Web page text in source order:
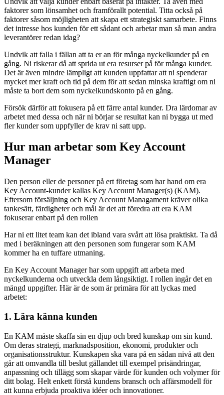
faktorer som lönsamhet och framförallt potential. Titta också på
faktorer såsom möjligheten att skapa ett strategiskt samarbete. Finns
det intresse hos kunden för ett sådant och arbetar man så man andra
leverantörer redan idag?
Undvik att falla i fällan att ta er an för många nyckelkunder på en
gång. Ni riskerar då att sprida ut era resurser på för många kunder.
Det är även mindre lämpligt att kunden uppfattar att ni spenderar
mycket mer kraft och tid på dem för att sedan minska kraftigt om ni
måste ta bort dem som nyckelkundskonto på en gång.
Försök därför att fokusera på ett färre antal kunder. Dra lärdomar av
arbetet med dessa och när ni börjar se resultat kan ni bygga ut med
fler kunder som uppfyller de krav ni satt upp.
Hur man arbetar som Key Account
Manager
Den person eller de personer på ert företag som har hand om era
Key Account-kunder kallas Key Account Manager(s) (KAM).
Eftersom försäljning och Key Account Managament kräver olika
tankesätt, färdigheter och mål är det att föredra att era KAM
fokuserar enbart på den rollen
Har ni ett litet team kan det ibland vara svårt att lösa praktiskt. Ta då
med i beräkningen att den personen som fungerar som KAM
kommer ha en tuffare utmaning.
En Key Account Manager har som uppgift att arbeta med
nyckelkunderna och utveckla dem långsiktigt. I rollen ingår det en
mängd uppgifter. Här är de som är primära för att lyckas med
arbetet:
1. Lära känna kunden
En KAM måste skaffa sin en djup och bred kunskap om sin kund.
Om deras strategi, marknadsposition, ekonomi, produkter och
organisationsstruktur. Kunskapen ska vara på en sådan nivå att den
går att omvandla till beslut gällandet till exempel prisändringar,
anpassning och tillägg som skapar värde för kunden och volymer för
ditt bolag. Helt enkett förstå kundens bransch och affärsmodell för
att kunna erbjuda proaktiva idéer och innovationer.